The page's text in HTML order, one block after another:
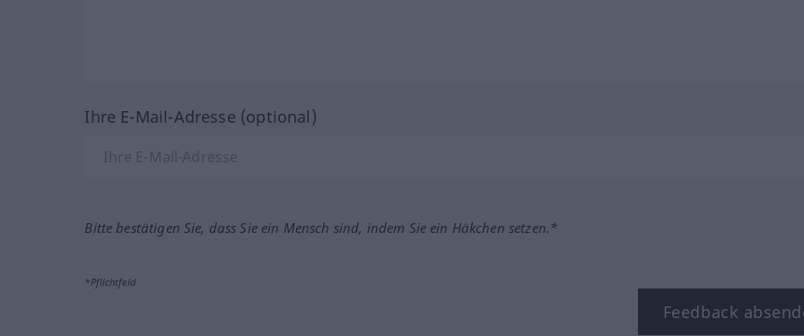
Ihre E-Mail-Adresse (optional)
Bitte bestätigen Sie, dass Sie ein Mensch sind, indem Sie ein Häkchen setzen.*
*Pflichtfeld
Feedback